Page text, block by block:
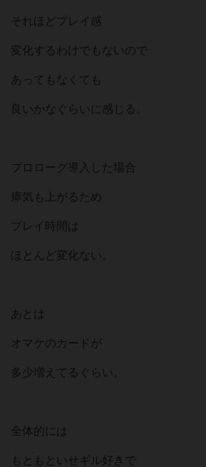
それほどプレイ感
変化するわけでもないので
あってもなくても
良いかなぐらいに感じる。
プロローグ導入した場合
瘴気も上がるため
プレイ時間は
ほとんど変化ない。
あとは
オマケのカードが
多少増えてるぐらい。
全体的には
もともといせギル好きで